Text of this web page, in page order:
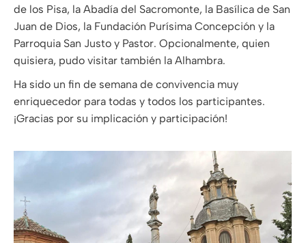
de los Pisa, la Abadía del Sacromonte, la Basílica de San
Juan de Dios, la Fundación Purísima Concepción y la
Parroquia San Justo y Pastor. Opcionalmente, quien
quisiera, pudo visitar también la Alhambra.
Ha sido un fin de semana de convivencia muy
enriquecedor para todas y todos los participantes.
¡Gracias por su implicación y participación!